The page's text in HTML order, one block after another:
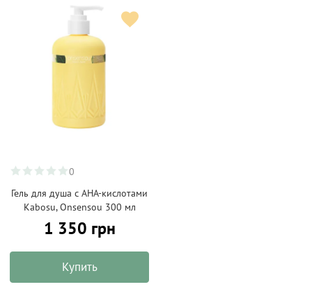
0
Гель для душа с АНА-кислотами
Kabosu, Onsensou 300 мл
1 350 грн
Купить